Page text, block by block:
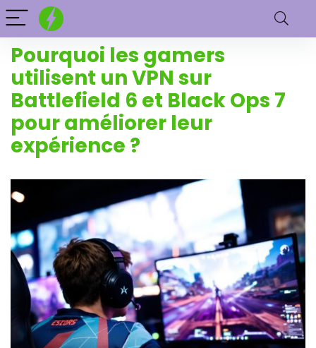
Pourquoi les gamers
utilisent un VPN sur
Battlefield 6 et Black Ops 7
pour améliorer leur
expérience ?